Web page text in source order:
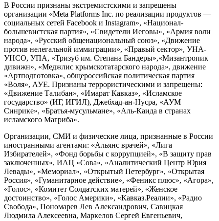
В России признаны экстремистскими и запрещены
организации «Meta Platforms Inc. по реализации продуктов —
социальных сетей Facebook и Instagram», «Национал-
большевистская партия», «Свидетели Иеговы», «Армия воли
народа», «Русский общенациональный союз», «Движение
против нелегальной иммиграции», «Правый сектор», УНА-
УНСО, УПА, «Тризуб им. Степана Бандеры»,«Мизантропик
дивижн», «Меджлис крымскотатарского народа», движение
«Артподготовка», общероссийская политическая партия
«Воля», АУЕ. Признаны террористическими и запрещены:
«Движение Талибан», «Имарат Кавказ», «Исламское
государство» (ИГ, ИГИЛ), Джебхад-ан-Нусра, «АУМ
Синрике», «Братья-мусульмане», «Аль-Каида в странах
исламского Магриба».
Организации, СМИ и физические лица, признанные в России
иностранными агентами: «Альянс врачей», «Лига
Избирателей», «Фонд борьбы с коррупцией», «В защиту прав
заключенных», ИАЦ «Сова», «Аналитический Центр Юрия
Левады», «Мемориал», «Открытый Петербург», «Открытая
Россия», «Гуманитарное действие», «Феникс плюс», «Агора»,
«Голос», «Комитет Солдатских матерей», «Женское
достоинство», «Голос Америки», «Кавказ.Реалии», «Радио
Свобода», Пономарев Лев Александрович, Савицкая
Людмила Алексеевна, Маркелов Сергей Евгеньевич,